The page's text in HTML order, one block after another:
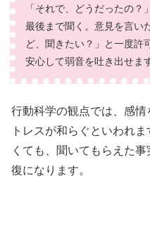
「それで、どうだったの
最後まで聞く。意見を言い
ど、聞きたい？」と一度許
安心して弱音を吐き出せま
行動科学の観点では、感
トレスが和らぐといわれ
くても、聞いてもらえた
復になります。